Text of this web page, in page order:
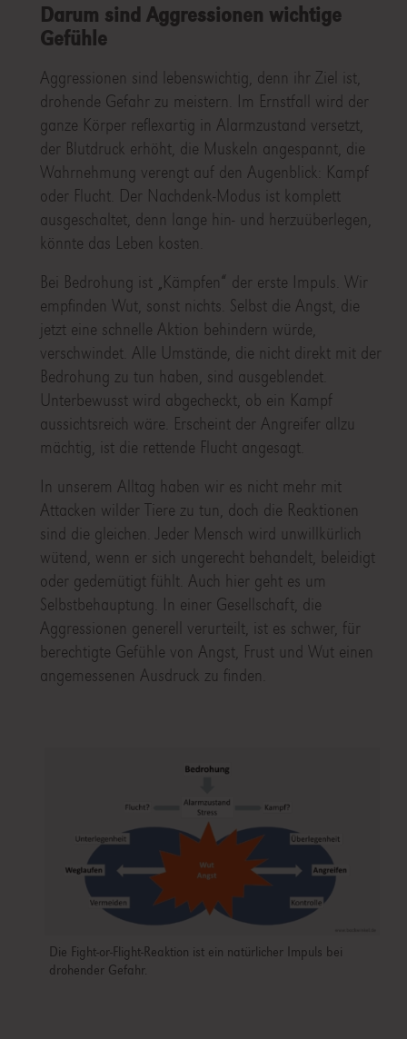
Darum sind Aggressionen wichtige
Gefühle
Aggressionen sind lebenswichtig, denn ihr Ziel ist,
drohende Gefahr zu meistern. Im Ernstfall wird der
ganze Körper reflexartig in Alarmzustand versetzt,
der Blutdruck erhöht, die Muskeln angespannt, die
Wahrnehmung verengt auf den Augenblick: Kampf
oder Flucht. Der Nachdenk-Modus ist komplett
ausgeschaltet, denn lange hin- und herzuüberlegen,
könnte das Leben kosten.
Bei Bedrohung ist „Kämpfen“ der erste Impuls. Wir
empfinden Wut, sonst nichts. Selbst die Angst, die
jetzt eine schnelle Aktion behindern würde,
verschwindet. Alle Umstände, die nicht direkt mit der
Bedrohung zu tun haben, sind ausgeblendet.
Unterbewusst wird abgecheckt, ob ein Kampf
aussichtsreich wäre. Erscheint der Angreifer allzu
mächtig, ist die rettende Flucht angesagt.
In unserem Alltag haben wir es nicht mehr mit
Attacken wilder Tiere zu tun, doch die Reaktionen
sind die gleichen. Jeder Mensch wird unwillkürlich
wütend, wenn er sich ungerecht behandelt, beleidigt
oder gedemütigt fühlt. Auch hier geht es um
Selbstbehauptung. In einer Gesellschaft, die
Aggressionen generell verurteilt, ist es schwer, für
berechtigte Gefühle von Angst, Frust und Wut einen
angemessenen Ausdruck zu finden.
Die Fight-or-Flight-Reaktion ist ein natürlicher Impuls bei
drohender Gefahr.